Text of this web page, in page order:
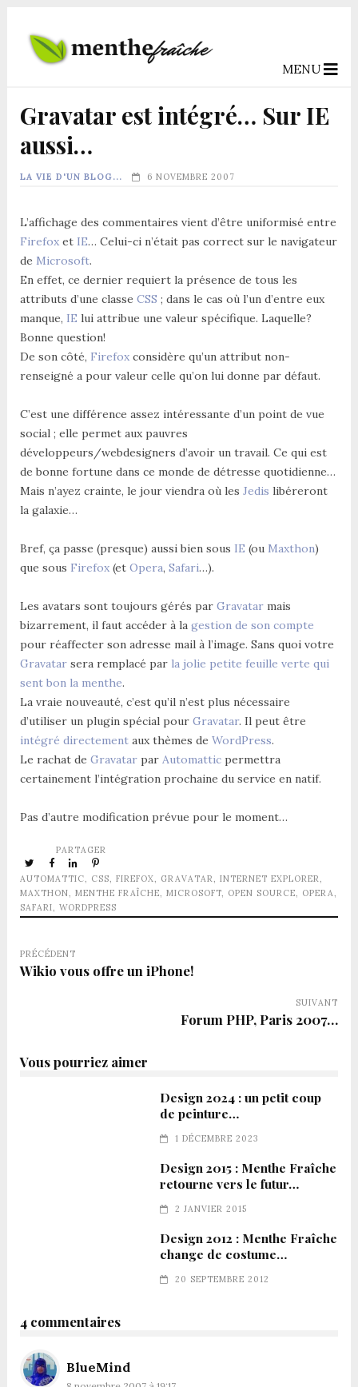
MENU
Gravatar est intégré… Sur IE
aussi…
LA VIE D'UN BLOG... 6 NOVEMBRE 2007
L’affichage des commentaires vient d’être uniformisé entre
Firefoxet IE… Celui-ci n’était pas correct sur le navigateur
de Microsoft.
En effet, ce dernier requiert la présence de tous les
attributs d’une classe CSS ; dans le cas où l’un d’entre eux
manque, IE lui attribue une valeur spécifique. Laquelle?
Bonne question!
De son côté, Firefoxconsidère qu’un attribut non-
renseigné a pour valeur celle qu’on lui donne par défaut.
C’est une différence assez intéressante d’un point de vue
social ; elle permet aux pauvres
développeurs/webdesigners d’avoir un travail. Ce qui est
de bonne fortune dans ce monde de détresse quotidienne…
Mais n’ayez crainte, le jour viendra où les Jedis libéreront
la galaxie…
Bref, ça passe (presque) aussi bien sous IE (ou Maxthon)
que sous Firefox(et Opera, Safari…).
Les avatars sont toujours gérés par Gravatarmais
bizarrement, il faut accéder à la gestion de son compte
pour réaffecter son adresse mail à l’image. Sans quoi votre
Gravatarsera remplacé par la jolie petite feuille verte qui
sent bon la menthe.
La vraie nouveauté, c’est qu’il n’est plus nécessaire
d’utiliser un plugin spécial pour Gravatar. Il peut être
intégré directementaux thèmes de WordPress.
Le rachat de Gravatarpar Automatticpermettra
certainement l’intégration prochaine du service en natif.
Pas d’autre modification prévue pour le moment…
AUTOMATTIC, CSS, FIREFOX, GRAVATAR, INTERNET EXPLORER,
MAXTHON, MENTHE FRAÎCHE, MICROSOFT, OPEN SOURCE, OPERA,
SAFARI, WORDPRESS
PARTAGER
PRÉCÉDENT
Wikio vous offre un iPhone!
SUIVANT
Forum PHP, Paris 2007…
Vous pourriez aimer
Design 2024 : un petit coup
de peinture…
1 DÉCEMBRE 2023
Design 2015 : Menthe Fraîche
retourne vers le futur…
2 JANVIER 2015
Design 2012 : Menthe Fraîche
change de costume…
20 SEPTEMBRE 2012
4 commentaires
BlueMind